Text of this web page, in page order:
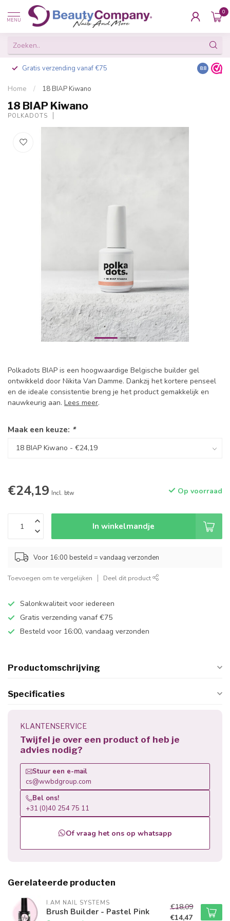
MENU
0
Gratis verzending vanaf €75 Besteld
8.8
Home / 18 BIAP Kiwano
18 BIAP Kiwano
POLKADOTS
Polkadots BIAP is een hoogwaardige Belgische builder gel
ontwikkeld door Nikita Van Damme. Dankzij het kortere penseel
en de ideale consistentie breng je het product gemakkelijk en
nauwkeurig aan. Lees meer.
Maak een keuze: *
€24,19 Incl. btw Op voorraad
In winkelmandje
Voor 16:00 besteld = vandaag verzonden
Toevoegen om te vergelijken Deel dit product
Salonkwaliteit voor iedereen
Gratis verzending vanaf €75
Besteld voor 16:00, vandaag verzonden
Productomschrijving
Specificaties
KLANTENSERVICE
Twijfel je over een product of heb je
advies nodig?
Stuur een e-mail
cs@wwbdgroup.com
Bel ons!
+31 (0)40 254 75 11
Of vraag het ons op whatsapp
Gerelateerde producten
I.AM NAIL SYSTEMS
Brush Builder - Pastel Pink
€18,09
€14,47